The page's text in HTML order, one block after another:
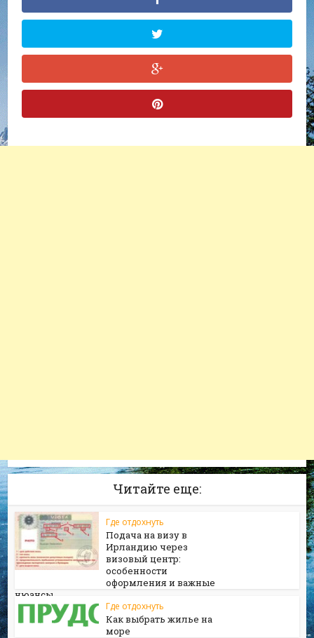
Читайте еще:
Где отдохнуть
Подача на визу в
Ирландию через
визовый центр:
особенности
оформления и важные
нюансы
Где отдохнуть
Как выбрать жилье на
море